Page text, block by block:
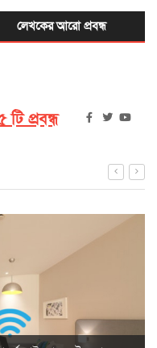
লেখকের আরো প্রবন্ধ
প্রবন্ধ